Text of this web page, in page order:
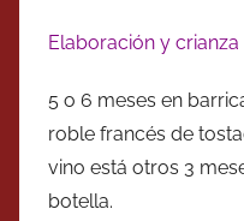
Elaboración y crianza
5 o 6 meses en
roble francés de
vino está otros 3
botella.